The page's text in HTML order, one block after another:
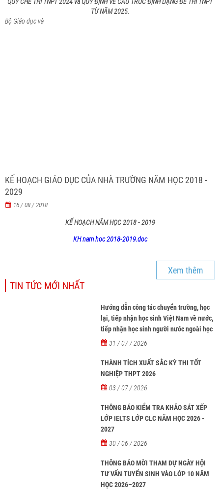
QUY CHẾ THI TNPT 2024 và QUY ĐỊNH VỀ CẤU TRÚC ĐỊNH DẠNG ĐỀ THI TNPT
TỪ NĂM 2025.
Bộ Giáo dục và
KẾ HOẠCH GIÁO DỤC CỦA NHÀ TRƯỜNG NĂM HỌC 2018 -
2029
16 / 08 / 2018
KẾ HOẠCH NĂM HỌC 2018 - 2019
KH nam hoc 2018-2019.doc
Xem thêm
TIN TỨC MỚI NHẤT
Hướng dẫn công tác chuyển trường, học
lại, tiếp nhận học sinh Việt Nam về nước,
tiếp nhận học sinh người nước ngoài học
tại các trường từ năm học 2026-2027
31 / 07 / 2026
THÀNH TÍCH XUẤT SẮC KỲ THI TỐT
NGHIỆP THPT 2026
03 / 07 / 2026
THÔNG BÁO KIỂM TRA KHẢO SÁT XẾP
LỚP IELTS LỚP CLC NĂM HỌC 2026 -
2027
30 / 06 / 2026
THÔNG BÁO MỜI THAM DỰ NGÀY HỘI
TƯ VẤN TUYỂN SINH VÀO LỚP 10 NĂM
HỌC 2026–2027